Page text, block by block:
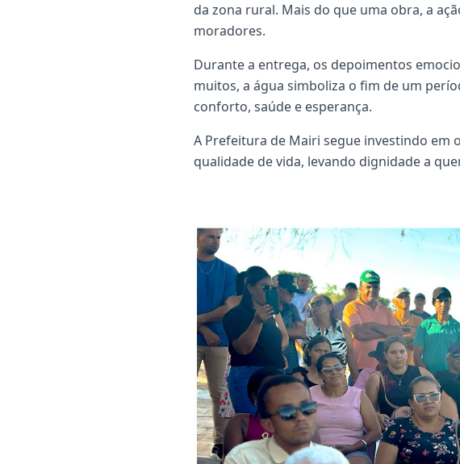
da zona rural. Mais do que uma obra, a
moradores.
Durante a entrega, os depoimentos
muitos, a água simboliza o fim de um
conforto, saúde e esperança.
A Prefeitura de Mairi segue investindo em
qualidade de vida, levando dignidade a